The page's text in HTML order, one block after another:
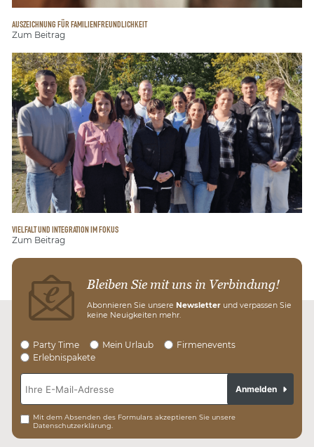
AUSZEICHNUNG FÜR FAMILIENFREUNDLICHKEIT
Zum Beitrag
VIELFALT UND INTEGRATION IM FOKUS
Zum Beitrag
Bleiben Sie mit uns in Verbindung!
Abonnieren Sie unsere Newsletter und verpassen Sie
keine Neuigkeiten mehr.
Party Time Mein Urlaub
Firmenevents
Erlebnispakete
Mit dem Absenden des Formulars akzeptieren Sie unsere
Datenschutzerklärung.
Anmelden